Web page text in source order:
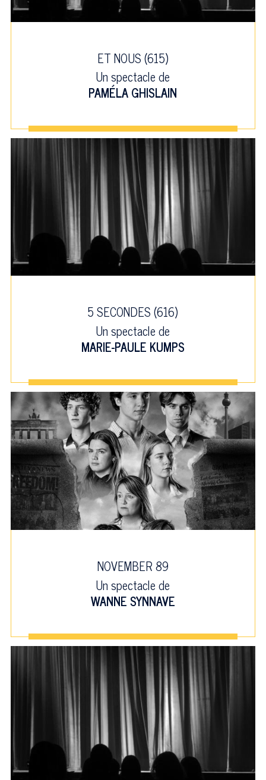
ET NOUS (615)
Un spectacle de
PAMÉLA GHISLAIN
5 SECONDES (616)
Un spectacle de
MARIE-PAULE KUMPS
NOVEMBER 89
Un spectacle de
WANNE SYNNAVE